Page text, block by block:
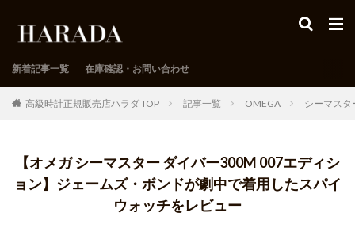
新着記事一覧 在庫確認・お問い合わせ
高級時計正規販売店ハラダ TOP 記事一覧 OMEGA シーマスタ
【オメガ シーマスター ダイバー300M 007エディシ
ョン】ジェームズ・ボンドが劇中で着用したスパイ
ウォッチをレビュー